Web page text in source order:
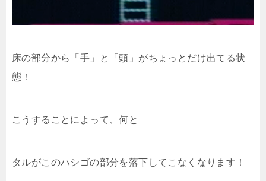
床の部分から「手」と「頭」がちょっとだけ出てる状
態！
こうすることによって、何と
タルがこのハシゴの部分を落下してこなくなります！